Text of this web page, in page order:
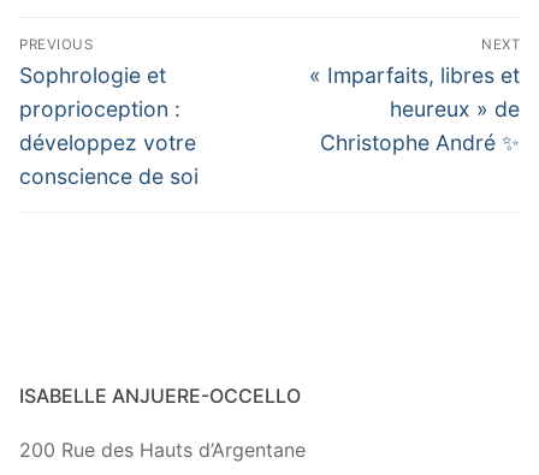
Navigation
de
l’article
PREVIOUS
Previous
post:
Sophrologie et
proprioception :
développez votre
conscience de soi
NEXT
Next
« Imparfaits, libres et
heureux » de
Christophe André ✨
ISABELLE ANJUERE-OCCELLO
200 Rue des Hauts d’Argentane